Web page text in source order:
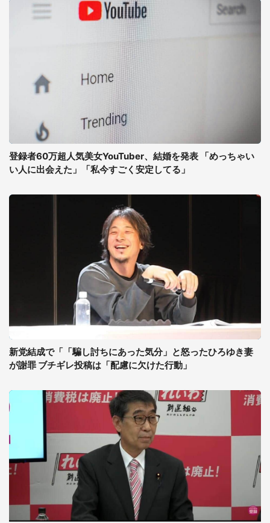
登録者60万超人気美女YouTuber、結婚を発表 「めっちゃい
い人に出会えた」「私今すごく安定してる」
新党結成で「「騙し討ちにあった気分」と怒ったひろゆき妻
が謝罪 ブチギレ投稿は「配慮に欠けた行動」